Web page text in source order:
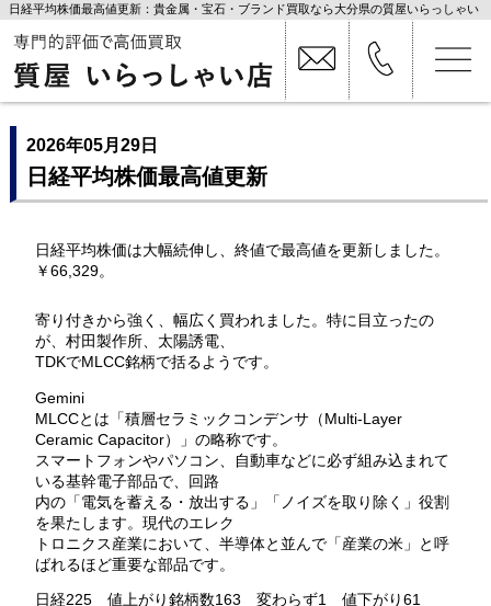
日経平均株価最高値更新：貴金属・宝石・ブランド買取なら大分県の質屋いらっしゃい
2026年05月29日
日経平均株価最高値更新
日経平均株価は大幅続伸し、終値で最高値を更新しました。
￥66,329。
寄り付きから強く、幅広く買われました。特に目立ったの
が、村田製作所、太陽誘電、
TDKでMLCC銘柄で括るようです。
Gemini
MLCCとは「積層セラミックコンデンサ（Multi-Layer
Ceramic Capacitor）」の略称です。
スマートフォンやパソコン、自動車などに必ず組み込まれて
いる基幹電子部品で、回路
内の「電気を蓄える・放出する」「ノイズを取り除く」役割
を果たします。現代のエレク
トロニクス産業において、半導体と並んで「産業の米」と呼
ばれるほど重要な部品です。
日経225 値上がり銘柄数163 変わらず1 値下がり61